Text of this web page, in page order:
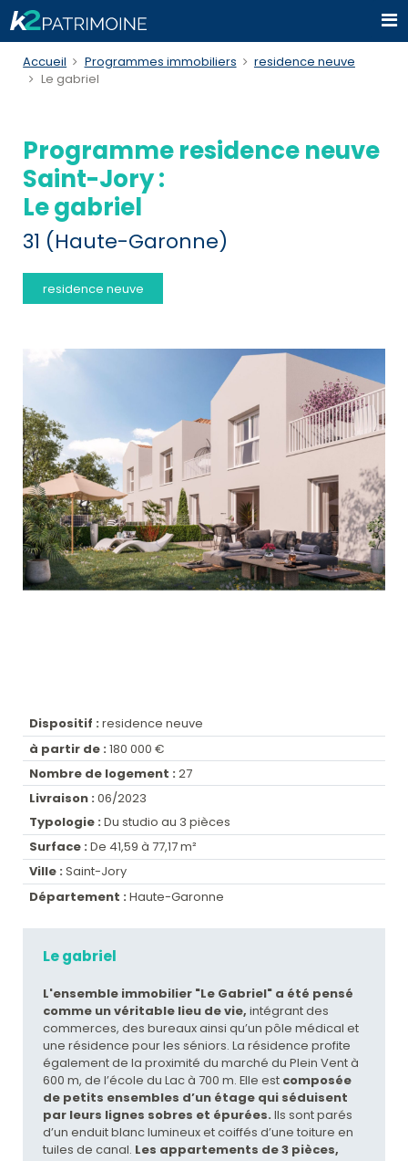
Accueil Programmes immobiliers
residence neuve
Le gabriel
Programme residence neuve
Saint-Jory :
Le gabriel
31 (Haute-Garonne)
residence neuve
Dispositif : residence neuve
à partir de : 180 000 €
Nombre de logement : 27
Livraison : 06/2023
Typologie : Du studio au 3 pièces
Surface : De 41,59 à 77,17 m²
Ville : Saint-Jory
Département : Haute-Garonne
Le gabriel
L'ensemble immobilier "Le Gabriel" a été pensé
comme un véritable lieu de vie, intégrant des
commerces, des bureaux ainsi qu’un pôle médical et
une résidence pour les séniors. La résidence profite
également de la proximité du marché du Plein Vent à
600 m, de l’école du Lac à 700 m. Elle est composée
de petits ensembles d’un étage qui séduisent
par leurs lignes sobres et épurées. Ils sont parés
d’un enduit blanc lumineux et coiffés d’une toiture en
tuiles de canal. Les appartements de 3 pièces,